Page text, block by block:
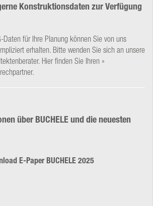
Konstruktionsdaten zur Verfügung
Daten für Ihre Planung können Sie von uns
erhalten. Bitte wenden Sie sich an unsere
Hier finden Sie Ihren
.
über BUCHELE und die neuesten
E-Paper BUCHELE 2025